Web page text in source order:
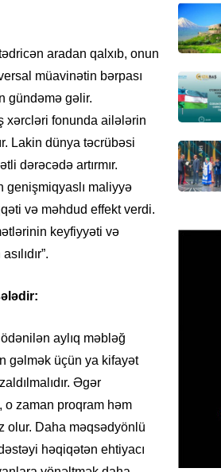
aradan qalxıb, onun
müavinətin bərpası
gündəmə gəlir.
xərcləri fonunda ailələrin
Lakin dünya təcrübəsi
dərəcədə artırmır.
genişmiqyaslı maliyyə
və məhdud effekt verdi.
keyfiyyəti və
aylıq məbləğ
gəlmək üçün ya kifayət
Əgər
o zaman proqram həm
olur. Daha məqsədyönlü
həqiqətən ehtiyacı
GÜNDƏM
olacaq
REKLAM
deyib?